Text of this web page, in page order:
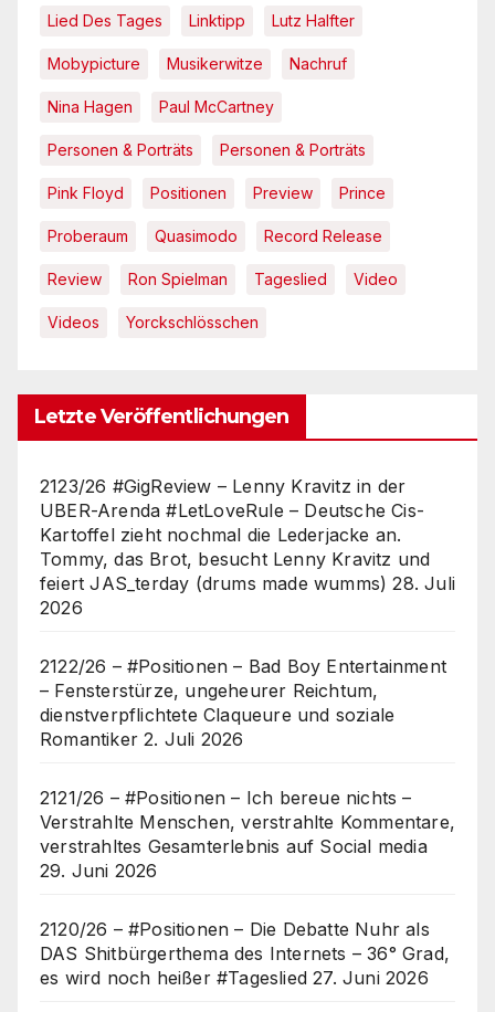
Lied Des Tages Linktipp Lutz Halfter
Mobypicture Musikerwitze Nachruf
Nina Hagen Paul McCartney
Personen & Porträts Personen & Porträts
Pink Floyd Positionen Preview Prince
Proberaum Quasimodo Record Release
Review Ron Spielman Tageslied Video
Videos Yorckschlösschen
Letzte Veröffentlichungen
2123/26 #GigReview – Lenny Kravitz in der
UBER-Arenda #LetLoveRule – Deutsche Cis-
Kartoffel zieht nochmal die Lederjacke an.
Tommy, das Brot, besucht Lenny Kravitz und
feiert JAS_terday (drums made wumms) 28. Juli
2026
2122/26 – #Positionen – Bad Boy Entertainment
– Fensterstürze, ungeheurer Reichtum,
dienstverpflichtete Claqueure und soziale
Romantiker 2. Juli 2026
2121/26 – #Positionen – Ich bereue nichts –
Verstrahlte Menschen, verstrahlte Kommentare,
verstrahltes Gesamterlebnis auf Social media
29. Juni 2026
2120/26 – #Positionen – Die Debatte Nuhr als
DAS Shitbürgerthema des Internets – 36° Grad,
es wird noch heißer #Tageslied 27. Juni 2026